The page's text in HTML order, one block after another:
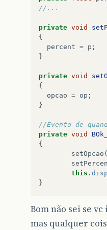
//...
private void
{
percent = p ;
}
private void
{
opcao = op ;
}
//Evento de
private void
{
setOpcao (
this .
}
Bom não sei se
mas qualquer